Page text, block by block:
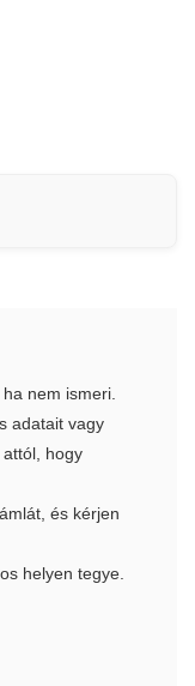
nem ismeri.
adatait vagy
hogy
és kérjen
helyen tegye.